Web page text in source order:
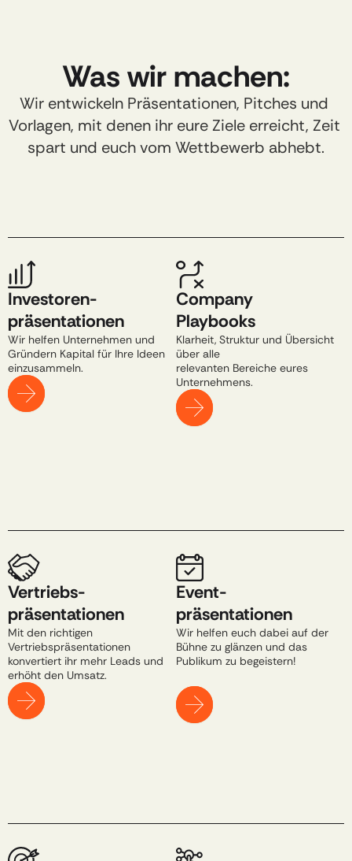
Was wir machen:
Wir entwickeln Präsentationen, Pitches und
Vorlagen, mit denen ihr eure Ziele erreicht, Zeit
spart und euch vom Wettbewerb abhebt.
Investoren-
präsentationen​
Wir helfen Unternehmen und
Gründern Kapital für Ihre Ideen
einzusammeln.​
Vertriebs-
präsentationen​
Mit den richtigen
Vertriebspräsentationen
konvertiert ihr mehr Leads und
erhöht den Umsatz.
Company
Playbooks​
Klarheit, Struktur und Übersicht
über alle
relevanten Bereiche eures
Unternehmens.
Event-
präsentationen
Wir helfen euch dabei auf der
Bühne zu glänzen und das
Publikum zu begeistern!​